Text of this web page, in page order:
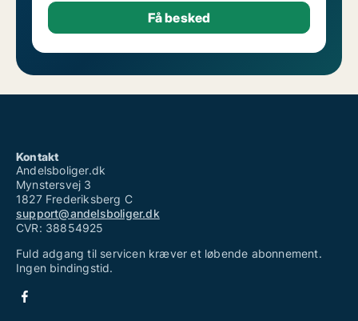
Kontakt
Andelsboliger.dk
Mynstersvej 3
1827 Frederiksberg C
support@andelsboliger.dk
CVR: 38854925
Fuld adgang til servicen kræver et løbende abonnement.
Ingen bindingstid.